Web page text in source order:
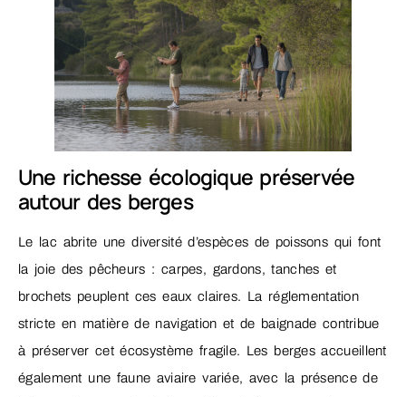
Une richesse écologique préservée
autour des berges
Le lac abrite une diversité d’espèces de poissons qui font
la joie des pêcheurs : carpes, gardons, tanches et
brochets peuplent ces eaux claires. La réglementation
stricte en matière de navigation et de baignade contribue
à préserver cet écosystème fragile. Les berges accueillent
également une faune aviaire variée, avec la présence de